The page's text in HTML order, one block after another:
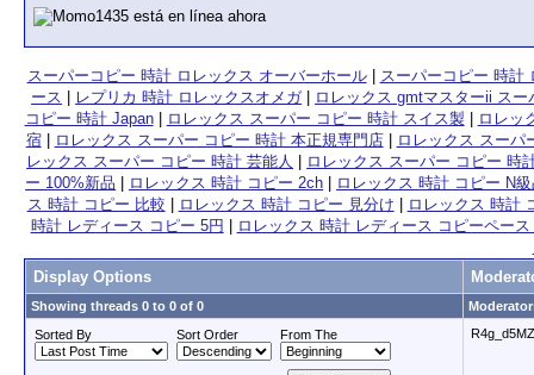
スーパーコピー 時計 ロレックス オーバーホール| スーパーコピー 時計
ース
レプリカ 時計 ロレックスオメガ|
ロレックス gmtマスターii スー
コピー 時計 Japan| ロレックス スーパー コピー 時計 スイス製
ロレッ
宿| ロレックス スーパー コピー 時計 本正規専門店|
ロレックス スーパ
レックス スーパー コピー 時計 芸能人
ロレックス スーパー コピー 時
ー 100%新品
ロレックス 時計 コピー 2ch
ロレックス 時計 コピー N
ス 時計 コピー 比較
ロレックス 時計 コピー 見分け
ロレックス 時計
時計 レディース コピー 5円
ロレックス 時計 レディース コピーペース
Display Options
Showing threads 0 to 0 of 0
Sorted By
Sort Order From The